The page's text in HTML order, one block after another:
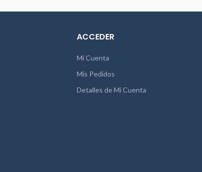
ACCEDER
Mi Cuenta
Mis Pedidos
Detalles de Mi Cuenta